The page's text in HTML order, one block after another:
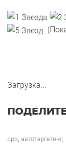
Загрузка...
cpo автотаргетинг,